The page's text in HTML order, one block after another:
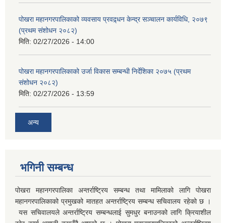
पोखरा महानगरपालिकाको व्यवसाय प्रवद्र्धन केन्द्र सञ्चालन कार्यविधि, २०७९
(प्रथम संशोधन २०८२)
मिति: 02/27/2026 - 14:00
पोखरा महानगरपालिकाको उर्जा विकास सम्बन्धी निर्देशिका २०७५ (प्रथम
संशोधन २०८२)
मिति: 02/27/2026 - 13:59
अन्य
भगिनी सम्बन्ध
पोखरा महानगरपालिका अन्तर्राष्ट्रिय सम्बन्ध तथा मामिलाको लागि पोखरा
महानगरपालिकाको प्रमुखको मातहत अन्तर्राष्ट्रिय सम्बन्ध सचिवालय रहेको छ ।
यस सचिवालयले अन्तर्राष्ट्रिय सम्बन्धलाई सुमधुर बनाउनको लागि क्रियाशील